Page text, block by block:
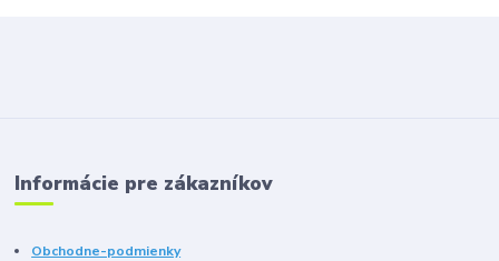
Informácie pre zákazníkov
Obchodne-podmienky